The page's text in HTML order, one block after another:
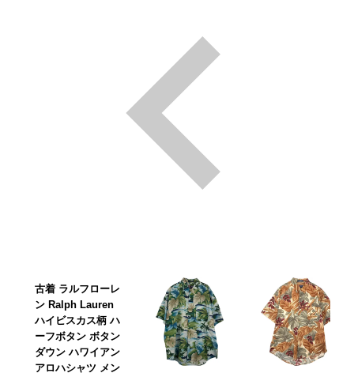
古着 ラルフローレ
ン Ralph Lauren
ハイビスカス柄 ハ
ーフボタン ボタン
ダウン ハワイアン
アロハシャツ メン